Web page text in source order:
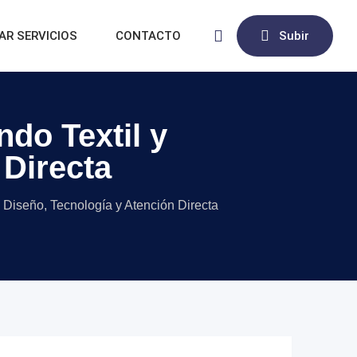
Subir
SERVICIOS CONTACTO
Textil y
Tecnología y Atención Directa